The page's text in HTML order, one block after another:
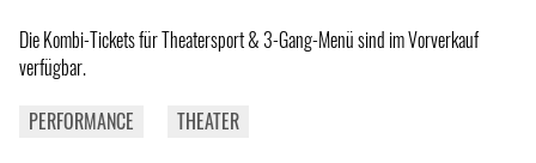
Die Kombi-Tickets für Theatersport & 3-Gang-Menü sind im Vorverkauf
verfügbar.
PERFORMANCE
THEATER